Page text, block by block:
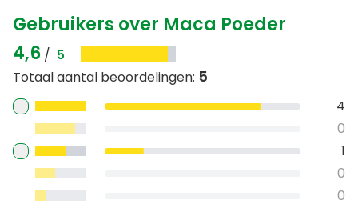
Gebruikers over Maca Poeder
4,6 / 5
Totaal aantal beoordelingen: 5
4
0
1
0
0